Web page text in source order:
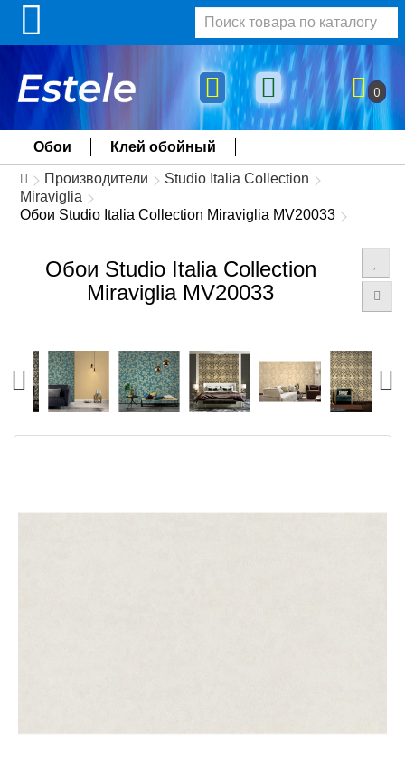
0
Обои Клей обойный
Производители
Studio Italia Collection
Miraviglia
Обои Studio Italia Collection Miraviglia MV20033
Обои Studio Italia Collection
Miraviglia MV20033